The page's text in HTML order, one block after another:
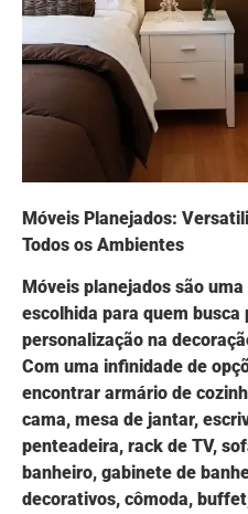
Móveis Planejados:
Todos os Ambientes
Móveis planejados são
escolhida para quem busca
personalização na
Com uma infinidade de
encontrar armário de
cama, mesa de jantar,
penteadeira, rack de TV,
banheiro, gabinete de
decorativos, cômoda,